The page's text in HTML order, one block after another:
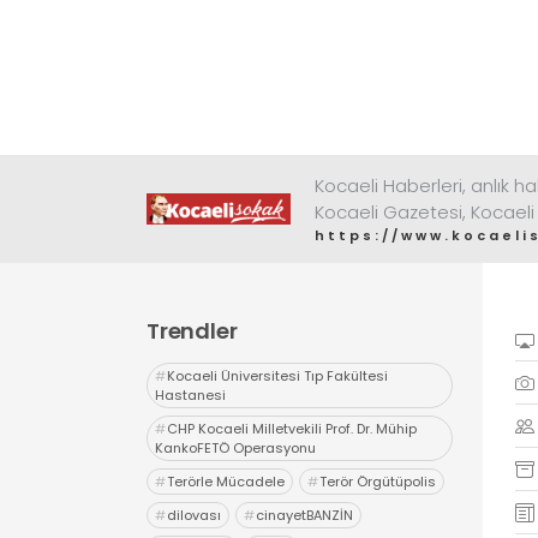
Kocaeli Haberleri, anlık
Kocaeli Gazetesi,
https://
Trendler
#Kocaeli Üniversitesi Tıp Fakültesi
Hastanesi
#CHP Kocaeli Milletvekili Prof. Dr. Mühip
KankoFETÖ Operasyonu
#Terörle Mücadele #Terör Örgütüpolis
#dilovası #cinayetBANZİN